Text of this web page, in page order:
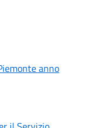
anno